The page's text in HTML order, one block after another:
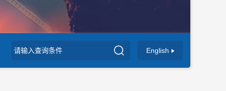
English